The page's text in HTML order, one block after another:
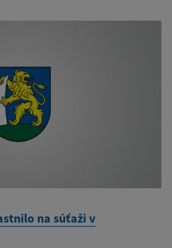
na súťaži v